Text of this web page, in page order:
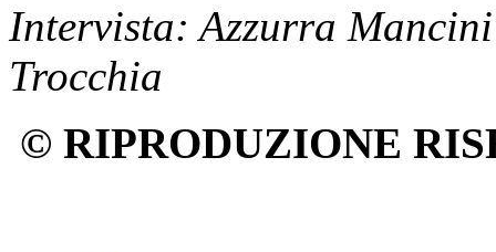
Intervista: Azzurra
Trocchia
© RIPRODUZIONE